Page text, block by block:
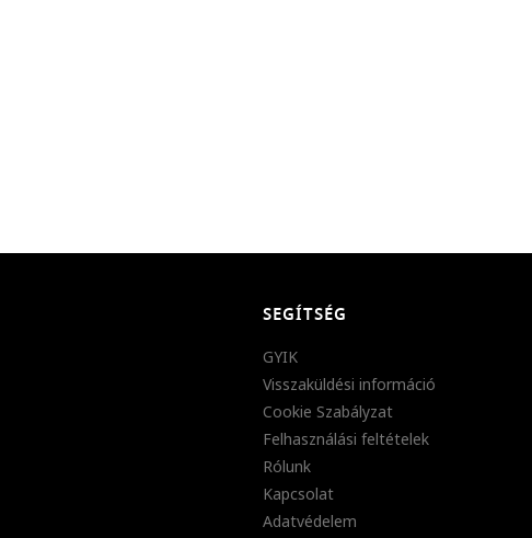
SEGÍTSÉG
GYIK
Visszaküldési információ
Cookie Szabályzat
Felhasználási feltételek
Rólunk
Kapcsolat
Adatvédelem